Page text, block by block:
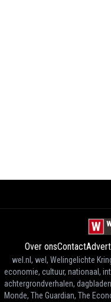
Over onsContact
wel.nl, wel, Welingelichte
economie, cultuur, nationaal,
achtergrondverhalen,
Monde, The Guardian, The